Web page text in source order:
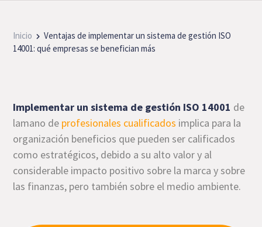
Inicio
Ventajas de implementar un sistema de gestión ISO
14001: qué empresas se benefician más
Implementar un sistema de gestión ISO 14001 de
lamano de profesionales cualificados implica para la
organización beneficios que pueden ser calificados
como estratégicos, debido a su alto valor y al
considerable impacto positivo sobre la marca y sobre
las finanzas, pero también sobre el medio ambiente.